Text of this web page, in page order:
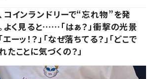
コインランドリーで“忘れ物”を発
よく見ると……「はぁ？」衝撃の光景
エーッ！？」「なぜ落ちてる？」「どこで
たことに気づくの？」